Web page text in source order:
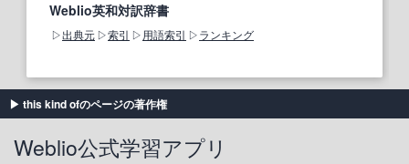
Weblio英和対訳辞書
出典元 索引 用語索引 ランキング
this kind ofのページの著作権
Weblio公式学習アプリ